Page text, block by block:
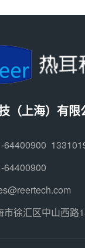
（上海）有限
64400900
64400900
市徐汇区中山西路